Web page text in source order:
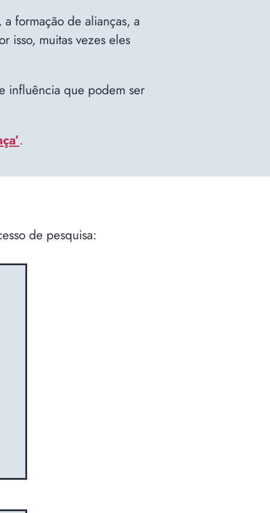
formação de alianças, a
isso, muitas vezes eles
influência que podem ser
.
de pesquisa: